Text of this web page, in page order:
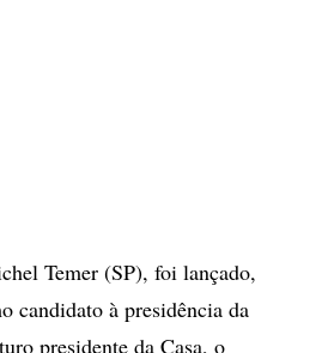
Temer (SP), foi lançado,
candidato à presidência da
presidente da Casa, o